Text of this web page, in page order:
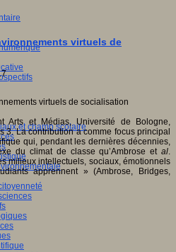
et champ scolaire
virtuels de
Arts et Médias, Université de Bologne,
3. La contribution a comme focus principal
qui, pendant les dernières décennies,
du climat de classe qu’Ambrose et al
milieux intellectuels, sociaux, émotionnels
apprennent » (Ambrose, Bridges,